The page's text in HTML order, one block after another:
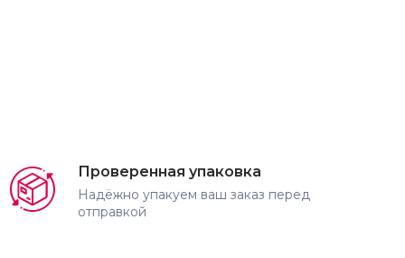
Проверенная упаковка
Надёжно упакуем ваш заказ перед
отправкой